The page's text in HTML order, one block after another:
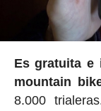
Es gratuita e
mountain
8.000